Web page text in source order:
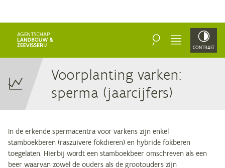
ZOEKEN MENU CONTRAST
Voor­plan­ting var­ken:
sper­ma (jaar­cij­fers)
In de erkende spermacentra voor varkens zijn enkel
stamboekberen (raszuivere fokdieren) en hybride fokberen
toegelaten. Hierbij wordt een stamboekbeer omschreven als een
beer waarvan zowel de ouders als de grootouders zijn